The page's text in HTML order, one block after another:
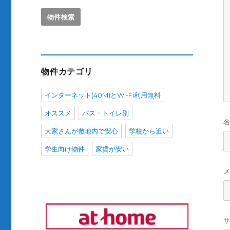
物件カテゴリ
インターネット(40M)とWi-Fi利用無料
オススメ バス・トイレ別
大家さんが敷地内で安心 学校から近い
学生向け物件 家賃が安い